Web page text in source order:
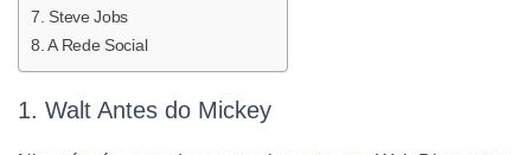
7. Steve Jobs
8. A Rede Social
1. Walt Antes do Mickey